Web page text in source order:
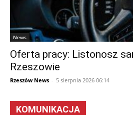
News
Oferta pracy: Listonosz
Rzeszowie
Rzeszów News - 5 sierpnia 2026 06:14
KOMUNIKACJA